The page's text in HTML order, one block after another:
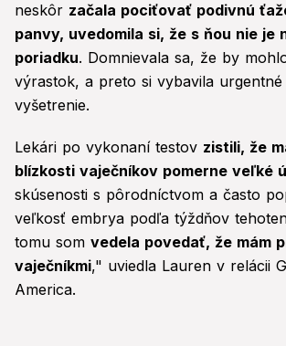
neskôr začala pociťovať podivnú
panvy, uvedomila si, že s ňou nie je
poriadku. Domnievala sa, že by
výrastok, a preto si vybavila
vyšetrenie.
Lekári po vykonaní testov zistili, že
blízkosti vaječníkov pomerne veľké
skúsenosti s pôrodníctvom a často
veľkosť embrya podľa týždňov
tomu som vedela povedať, že mám
vaječníkmi," uviedla Lauren v relácii
America.